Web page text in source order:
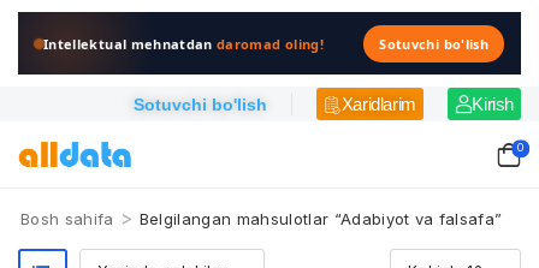
Intellektual mehnatdandaromad oling! Sotuvchi bo'lish
Sotuvchi bo'lish Xaridlarim Kirish
0
Bosh sahifa > Belgilangan mahsulotlar “Adabiyot va falsafa”